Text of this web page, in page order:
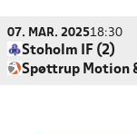
07. MAR. 202518:30
Stoholm IF (2)
Spøttrup Motion